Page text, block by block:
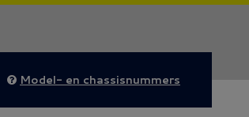
Model- en chassisnummers